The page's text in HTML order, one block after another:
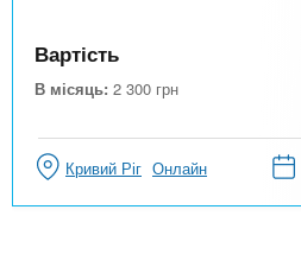
Вартість
В місяць: 2 300 грн
Кривий Ріг Онлайн